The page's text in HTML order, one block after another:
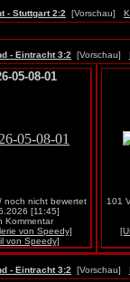
- Stuttgart 2:2 [Vorschau]
- Eintracht 3:2 [Vorschau]
05-08-01
noch nicht bewertet
[11:45]
Kommentar
von Speedy]
von Speedy]
101
- Eintracht 3:2 [Vorschau]